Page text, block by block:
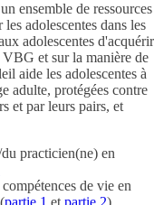
ensemble de ressources
adolescentes dans les
adolescentes d'acquérir
VBG et sur la manière de
aide les adolescentes à
adulte, protégées contre
et par leurs pairs, et
practicien(ne) en
de vie en
(partie 1 et partie 2)